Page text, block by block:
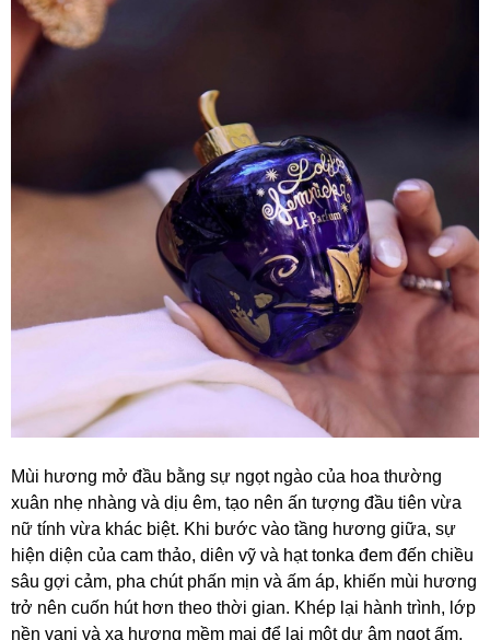
Mùi hương mở đầu bằng sự ngọt ngào của hoa thường
xuân nhẹ nhàng và dịu êm, tạo nên ấn tượng đầu tiên vừa
nữ tính vừa khác biệt. Khi bước vào tầng hương giữa, sự
hiện diện của cam thảo, diên vỹ và hạt tonka đem đến chiều
sâu gợi cảm, pha chút phấn mịn và ấm áp, khiến mùi hương
trở nên cuốn hút hơn theo thời gian. Khép lại hành trình, lớp
nền vani và xạ hương mềm mại để lại một dư âm ngọt ấm,